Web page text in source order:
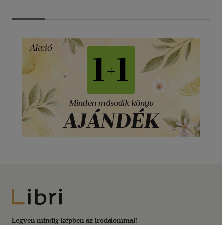
Libri
Legyen mindig képben az irodalommal!